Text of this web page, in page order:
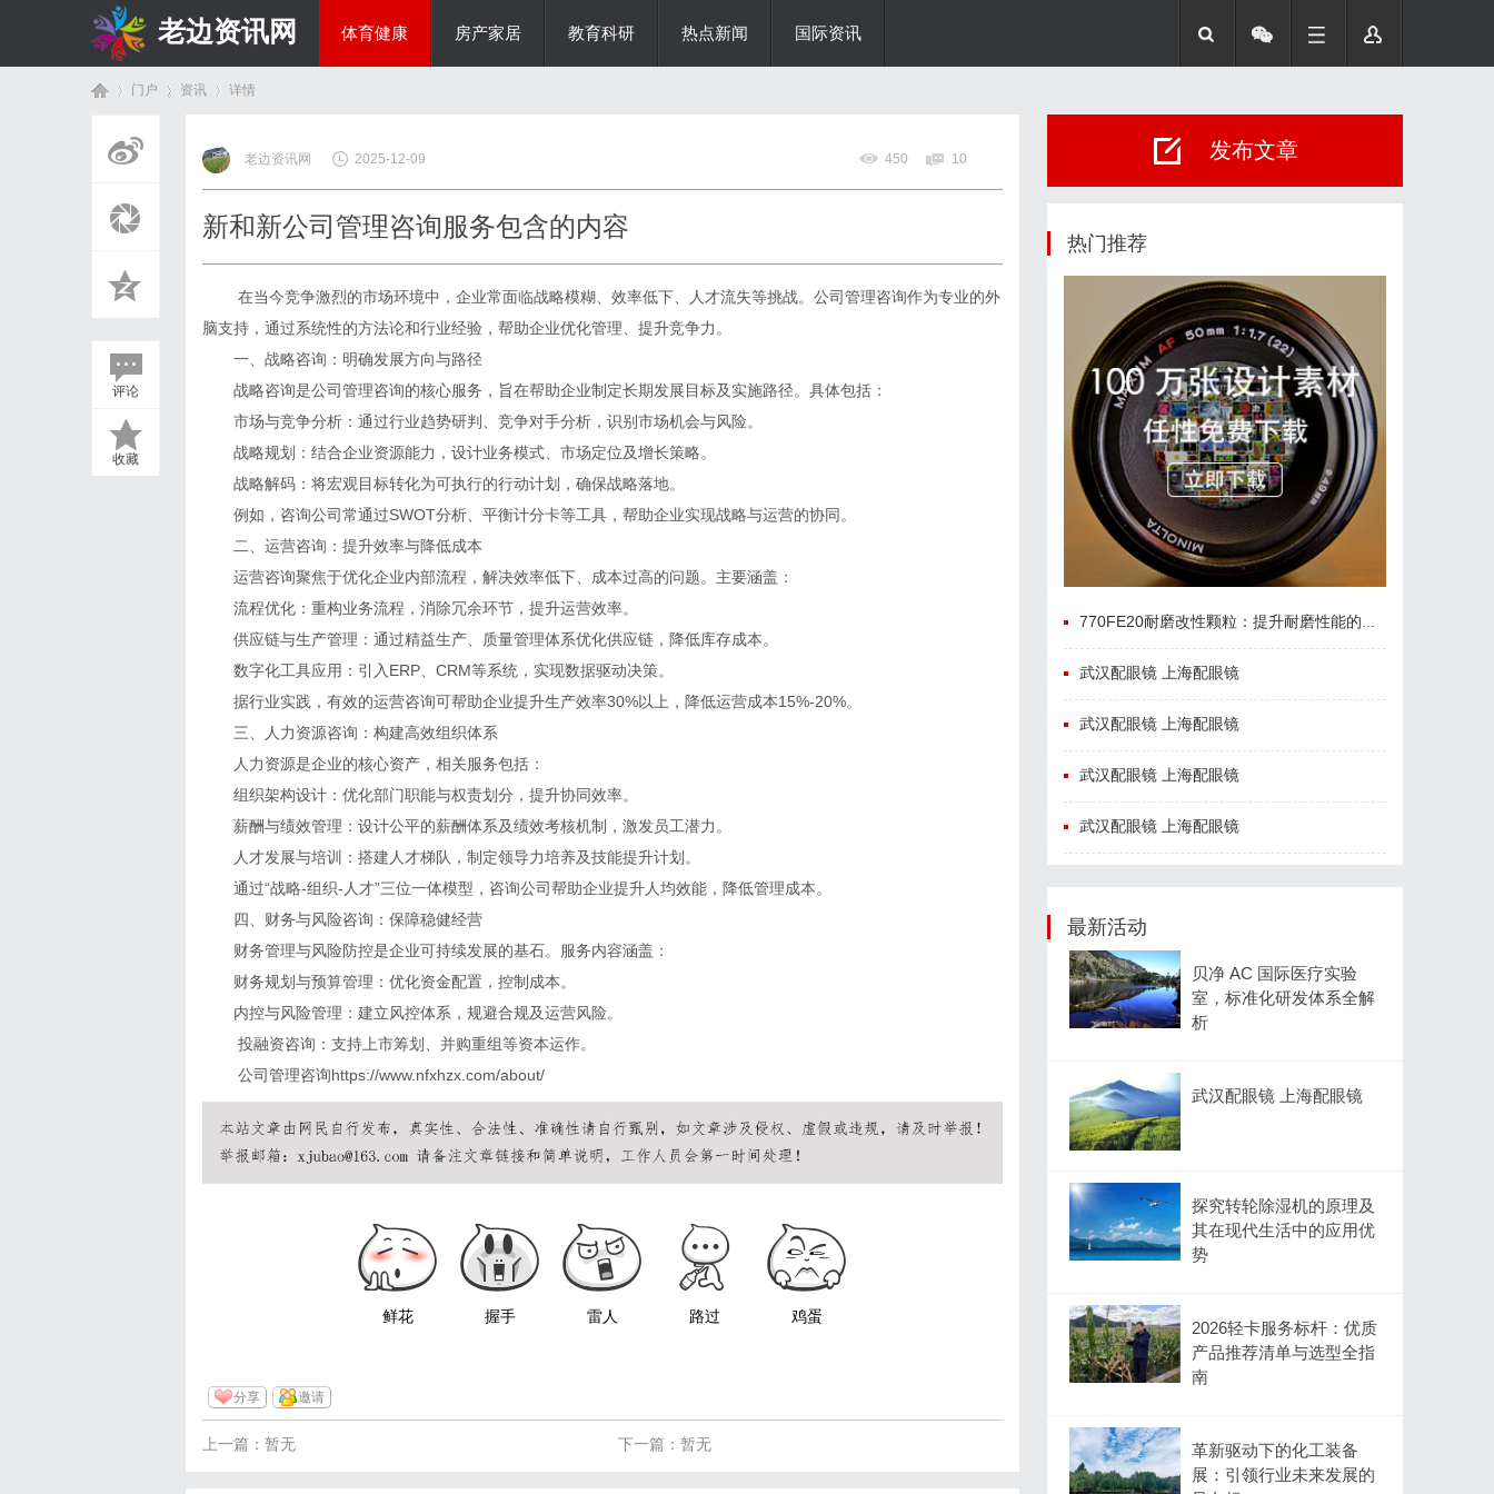
老边资讯网 体育健康 房产家居 教育科研 热点新闻 国际资讯
门户 资讯
›
详情
评论
收藏
老边资讯网 2025-12-09 450 10
新和新公司管理咨询服务包含的内容
在当今竞争激烈的市场环境中，企业常面临战略模糊、效率低下、人才流失等挑战。公司管理咨询作为专业的外
脑支持，通过系统性的方法论和行业经验，帮助企业优化管理、提升竞争力。
一、战略咨询：明确发展方向与路径
战略咨询是公司管理咨询的核心服务，旨在帮助企业制定长期发展目标及实施路径。具体包括：
市场与竞争分析：通过行业趋势研判、竞争对手分析，识别市场机会与风险。
战略规划：结合企业资源能力，设计业务模式、市场定位及增长策略。
战略解码：将宏观目标转化为可执行的行动计划，确保战略落地。
例如，咨询公司常通过SWOT分析、平衡计分卡等工具，帮助企业实现战略与运营的协同。
二、运营咨询：提升效率与降低成本
运营咨询聚焦于优化企业内部流程，解决效率低下、成本过高的问题。主要涵盖：
流程优化：重构业务流程，消除冗余环节，提升运营效率。
供应链与生产管理：通过精益生产、质量管理体系优化供应链，降低库存成本。
数字化工具应用：引入 ERP CRM等系统，实现数据驱动决策。
据行业实践，有效的运营咨询可帮助企业提升生产效率30%以上，降低运营成本15%-20%。
三、人力资源咨询：构建高效组织体系
人力资源是企业的核心资产，相关服务包括：
组织架构设计：优化部门职能与权责划分，提升协同效率。
薪酬与绩效管理：设计公平的薪酬体系及绩效考核机制，激发员工潜力。
人才发展与培训：搭建人才梯队，制定领导力培养及技能提升计划。
通过“战略-组织- 人才”三位一体模型，咨询公司帮助企业提升人均效能，降低管理成本。
四、财务与风险咨询：保障稳健经营
财务管理与风险防控是企业可持续发展的基石。服务内容涵盖：
财务规划与预算管理：优化资金配置，控制成本。
内控与风险管理：建立风控体系，规避合规及运营风险。
投融资咨询：支持上市筹划、并购重组等资本运作。
公司管理咨询https://www.nfxhzx.com/about/
鲜花 握手 雷人 路过 鸡蛋
分享 邀请
下一篇：暂无
上一篇：暂无
发布文章
热门推荐
770FE20耐磨改性颗粒：提升耐磨性能的革命性材料
武汉配眼镜 上海配眼镜
武汉配眼镜 上海配眼镜
武汉配眼镜 上海配眼镜
武汉配眼镜 上海配眼镜
最新活动
贝净 AC 国际医疗实验
室，标准化研发体系全解
析
武汉配眼镜 上海配眼镜
探究转轮除湿机的原理及
其在现代生活中的应用优
势
2026轻卡服务标杆：优质
产品推荐清单与选型全指
南
革新驱动下的化工装备
展：引领行业未来发展的